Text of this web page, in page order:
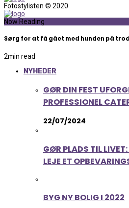
Fotostylisten © 2020
Now Reading
Sørg for at få gået med hunden på
2min read
NYHEDER
GØR DIN FEST
PROFESSIONEL
22/07/2024
GØR PLADS TIL
LEJE ET
BYG NY BOLIG I 2022